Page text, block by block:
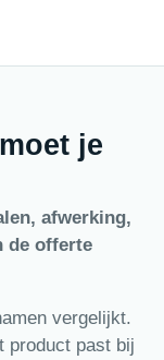
je
afwerking,
de offerte
vergelijkt.
product past bij